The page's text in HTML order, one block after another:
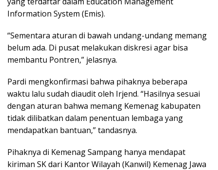
Information System (Emis).
“Sementara aturan di bawah undang-undang memang
belum ada. Di pusat melakukan diskresi agar bisa
membantu Pontren,” jelasnya.
Pardi mengkonfirmasi bahwa pihaknya beberapa
waktu lalu sudah diaudit oleh Irjend. “Hasilnya sesuai
dengan aturan bahwa memang Kemenag kabupaten
tidak dilibatkan dalam penentuan lembaga yang
mendapatkan bantuan,” tandasnya.
Pihaknya di Kemenag Sampang hanya mendapat
kiriman SK dari Kantor Wilayah (Kanwil) Kemenag Jawa